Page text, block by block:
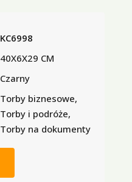
KC6998
40X6X29 CM
Czarny
Torby biznesowe,
Torby i podróże,
Torby na dokumenty